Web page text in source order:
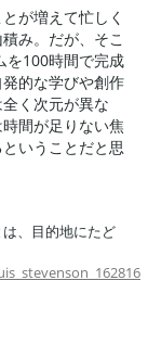
が増えて忙しく
み。だが、そこ
を100時間で完成
的な学びや創作
く次元が異な
間が足りない焦
いうことだと思
、目的地にたど